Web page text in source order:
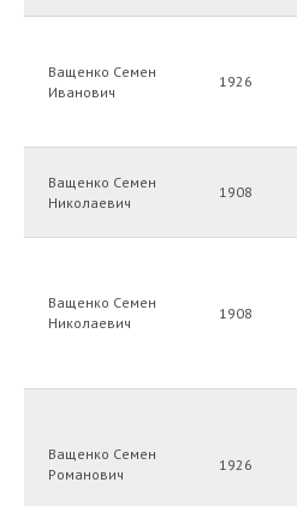
Ващенко Семен
Иванович
1926
Ващенко Семен
Николаевич
1908
Ващенко Семен
Николаевич
1908
Ващенко Семен
Романович
1926